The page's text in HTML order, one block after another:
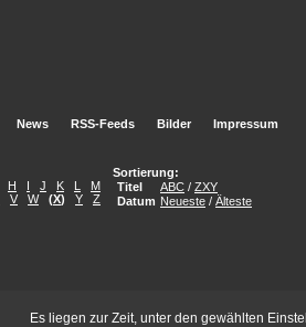
News RSS-Feeds Bilder Impressum
H I J K L
M
V W (X) Y
Z
Sortierung:
Titel
ABC / ZXY
Datum Neueste / Älteste
Es liegen zur Zeit, unter den gewählten